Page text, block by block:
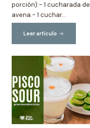
porción):⁣- 1 cucharada de
avena.⁣- 1 cuchar...
Leer artículo